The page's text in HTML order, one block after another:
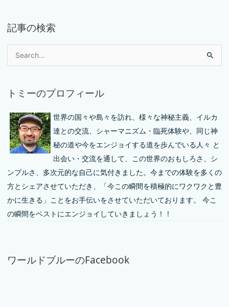
記事の検索
トミーのプロフィール
世界の国々や島々を訪れ、様々な神秘主義、イルカ
達との交流、シャーマニズム・臨死体験や、同じ神
秘の道や今をエンジョイする道を歩んでいる人々 と
出会い・交流を通して、この世界のおもしろさ、シ
ンプルさ、多次元的な自己に気付きました。今までの体験を多くの
方とシェアさせていただき、「今この瞬間を積極的にワクワクと豊
かに生きる」ことをお手伝いをさせていただいております。 今こ
の瞬間をベストにエンジョイしていきましょう！！
ワールドブルーのFacebook